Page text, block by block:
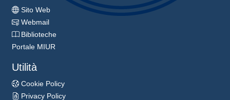
Sito Web
Webmail
Biblioteche
Portale MIUR
Utilità
Cookie Policy
Privacy Policy